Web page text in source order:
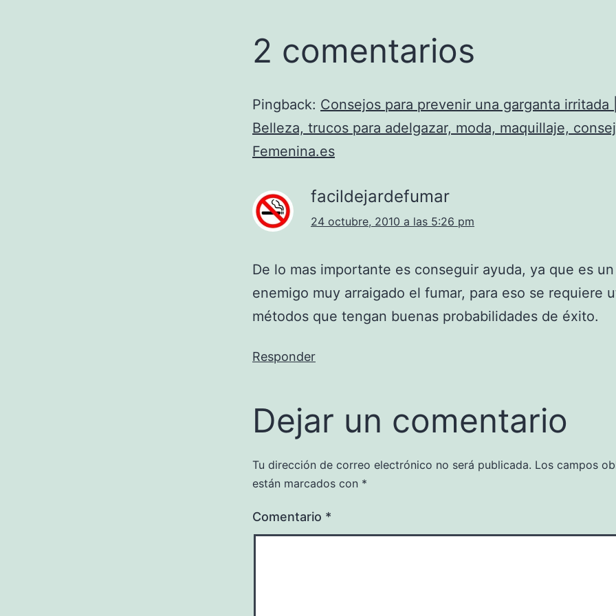
2 comentarios
Pingback: Consejos para prevenir una garganta irritada |
Belleza, trucos para adelgazar, moda, maquillaje,
Femenina.es
facildejardefumar
24 octubre, 2010 a las 5:26 pm
De lo mas importante es conseguir ayuda, ya que es un
enemigo muy arraigado el fumar, para eso se requiere
métodos que tengan buenas probabilidades de éxito.
Responder
Dejar un comentario
Tu dirección de correo electrónico no será publicada. Los campos
están marcados con *
Comentario *